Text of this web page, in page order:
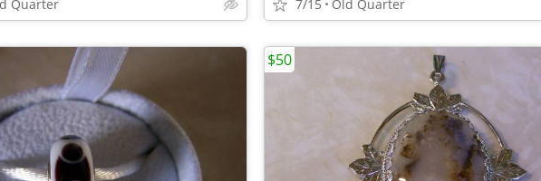
Quarter 7/15 Old Quarter
$50